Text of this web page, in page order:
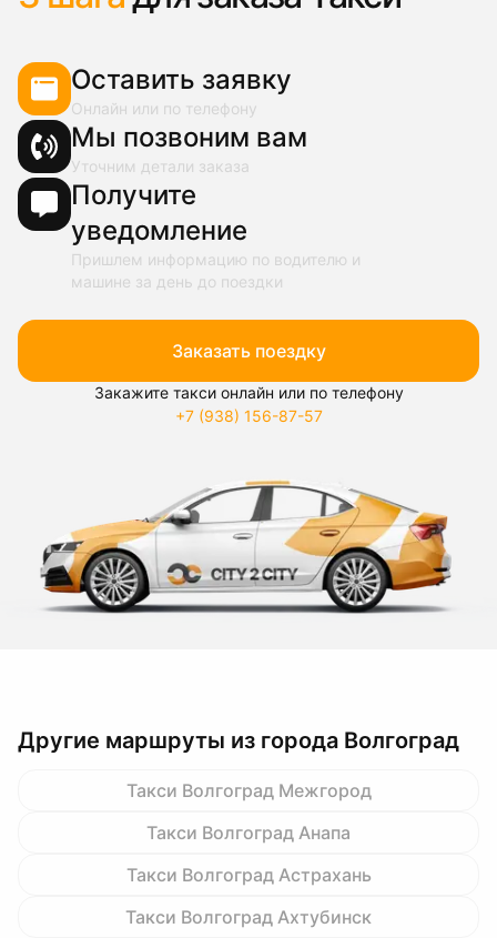
Оставить заявку
Онлайн или по телефону
Мы позвоним вам
Уточним детали заказа
Получите
уведомление
Пришлем информацию по водителю и
машине за день до поездки
Заказать поездку
Закажите такси онлайн или по телефону
+7 (938) 156-87-57
Другие маршруты из города Волгоград
Такси Волгоград Межгород
Такси Волгоград Анапа
Такси Волгоград Астрахань
Такси Волгоград Ахтубинск